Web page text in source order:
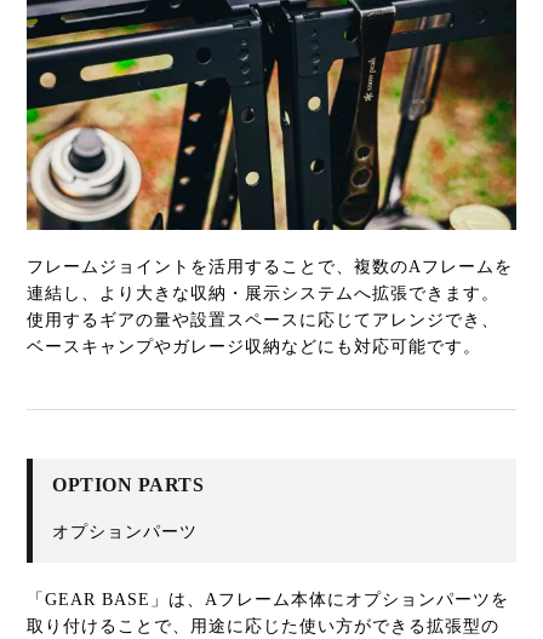
フレームジョイントを活用することで、複数のAフレームを
連結し、より大きな収納・展示システムへ拡張できます。
使用するギアの量や設置スペースに応じてアレンジでき、
ベースキャンプやガレージ収納などにも対応可能です。
OPTION PARTS
オプションパーツ
「GEAR BASE」は、Aフレーム本体にオプションパーツを
取り付けることで、用途に応じた使い方ができる拡張型の